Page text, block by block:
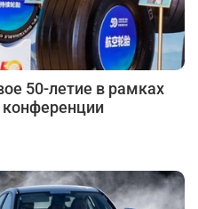
50-летие в рамках
конференции